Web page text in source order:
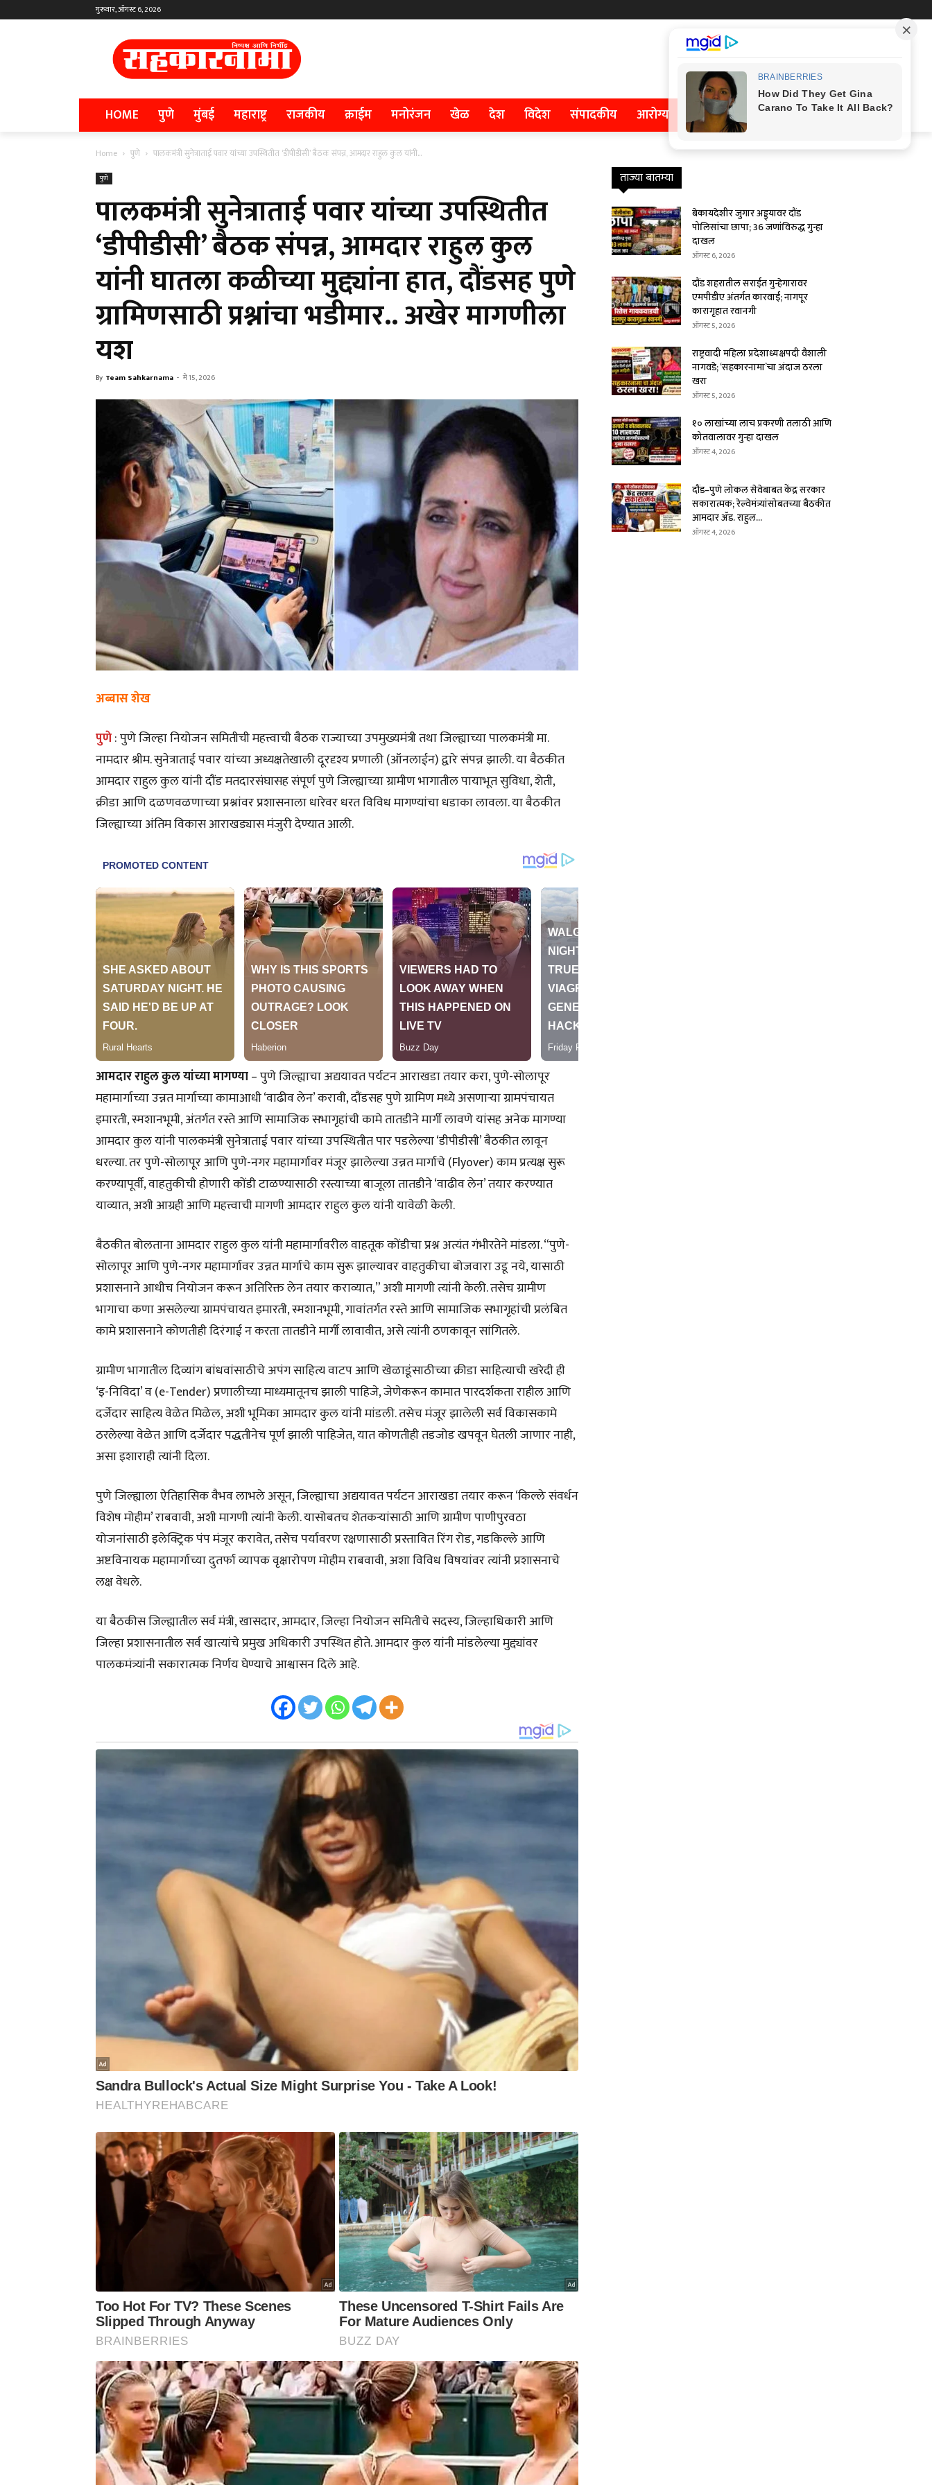
गुरूवार, ऑगस्ट 6, 2026
HOME पुणे मुंबई महाराष्ट्र राजकीय क्राईम मनोरंजन खेळ देश विदेश संपादकीय आरोग्य
Home पुणे पालकमंत्री सुनेत्राताई पवार यांच्या उपस्थितीत ‘डीपीडीसी’ बैठक संपन्न, आमदार राहुल कुल यांनी...
पुणे
पालकमंत्री सुनेत्राताई पवार यांच्या उपस्थितीत
‘डीपीडीसी’ बैठक संपन्न, आमदार राहुल कुल
यांनी घातला कळीच्या मुद्द्यांना हात, दौंडसह पुणे
ग्रामिणसाठी प्रश्नांचा भडीमार.. अखेर मागणीला
यश
By Team Sahkarnama - मे 15, 2026
अब्बास शेख
पुणे: पुणे जिल्हा नियोजन समितीची महत्त्वाची बैठक राज्याच्या उपमुख्यमंत्री तथा जिल्ह्याच्या पालकमंत्री मा.
नामदार श्रीम. सुनेत्राताई पवार यांच्या अध्यक्षतेखाली दूरदृश्य प्रणाली (ऑनलाईन) द्वारे संपन्न झाली. या बैठकीत
आमदार राहुल कुल यांनी दौंड मतदारसंघासह संपूर्ण पुणे जिल्ह्याच्या ग्रामीण भागातील पायाभूत सुविधा, शेती,
क्रीडा आणि दळणवळणाच्या प्रश्नांवर प्रशासनाला धारेवर धरत विविध मागण्यांचा धडाका लावला. या बैठकीत
जिल्ह्याच्या अंतिम विकास आराखड्यास मंजुरी देण्यात आली.
आमदार राहुल कुल यांच्या मागण्या– पुणे जिल्ह्याचा अद्ययावत पर्यटन आराखडा तयार करा, पुणे-सोलापूर
महामार्गाच्या उन्नत मार्गाच्या कामाआधी ‘वाढीव लेन’ करावी, दौंडसह पुणे ग्रामिण मध्ये असणाऱ्या ग्रामपंचायत
इमारती, स्मशानभूमी, अंतर्गत रस्ते आणि सामाजिक सभागृहांची कामे तातडीने मार्गी लावणे यांसह अनेक मागण्या
आमदार कुल यांनी पालकमंत्री सुनेत्राताई पवार यांच्या उपस्थितीत पार पडलेल्या ‘डीपीडीसी’ बैठकीत लावून
धरल्या. तर पुणे-सोलापूर आणि पुणे-नगर महामार्गावर मंजूर झालेल्या उन्नत मार्गाचे (Flyover) काम प्रत्यक्ष सुरू
करण्यापूर्वी, वाहतुकीची होणारी कोंडी टाळण्यासाठी रस्त्याच्या बाजूला तातडीने ‘वाढीव लेन’ तयार करण्यात
याव्यात, अशी आग्रही आणि महत्त्वाची मागणी आमदार राहुल कुल यांनी यावेळी केली.
बैठकीत बोलताना आमदार राहुल कुल यांनी महामार्गांवरील वाहतूक कोंडीचा प्रश्न अत्यंत गंभीरतेने मांडला. “पुणे-
सोलापूर आणि पुणे-नगर महामार्गावर उन्नत मार्गाचे काम सुरू झाल्यावर वाहतुकीचा बोजवारा उडू नये, यासाठी
प्रशासनाने आधीच नियोजन करून अतिरिक्त लेन तयार कराव्यात,” अशी मागणी त्यांनी केली. तसेच ग्रामीण
भागाचा कणा असलेल्या ग्रामपंचायत इमारती, स्मशानभूमी, गावांतर्गत रस्ते आणि सामाजिक सभागृहांची प्रलंबित
कामे प्रशासनाने कोणतीही दिरंगाई न करता तातडीने मार्गी लावावीत, असे त्यांनी ठणकावून सांगितले.
ग्रामीण भागातील दिव्यांग बांधवांसाठीचे अपंग साहित्य वाटप आणि खेळाडूंसाठीच्या क्रीडा साहित्याची खरेदी ही
‘इ-निविदा’ व (e-Tender) प्रणालीच्या माध्यमातूनच झाली पाहिजे, जेणेकरून कामात पारदर्शकता राहील आणि
दर्जेदार साहित्य वेळेत मिळेल, अशी भूमिका आमदार कुल यांनी मांडली. तसेच मंजूर झालेली सर्व विकासकामे
ठरलेल्या वेळेत आणि दर्जेदार पद्धतीनेच पूर्ण झाली पाहिजेत, यात कोणतीही तडजोड खपवून घेतली जाणार नाही,
असा इशाराही त्यांनी दिला.
पुणे जिल्ह्याला ऐतिहासिक वैभव लाभले असून, जिल्ह्याचा अद्ययावत पर्यटन आराखडा तयार करून ‘किल्ले संवर्धन
विशेष मोहीम’ राबवावी, अशी मागणी त्यांनी केली. यासोबतच शेतकऱ्यांसाठी आणि ग्रामीण पाणीपुरवठा
योजनांसाठी इलेक्ट्रिक पंप मंजूर करावेत, तसेच पर्यावरण रक्षणासाठी प्रस्तावित रिंग रोड, गडकिल्ले आणि
अष्टविनायक महामार्गाच्या दुतर्फा व्यापक वृक्षारोपण मोहीम राबवावी, अशा विविध विषयांवर त्यांनी प्रशासनाचे
लक्ष वेधले.
या बैठकीस जिल्ह्यातील सर्व मंत्री, खासदार, आमदार, जिल्हा नियोजन समितीचे सदस्य, जिल्हाधिकारी आणि
जिल्हा प्रशासनातील सर्व खात्यांचे प्रमुख अधिकारी उपस्थित होते. आमदार कुल यांनी मांडलेल्या मुद्द्यांवर
पालकमंत्र्यांनी सकारात्मक निर्णय घेण्याचे आश्वासन दिले आहे.
ताज्या बातम्या
बेकायदेशीर जुगार अड्ड्यावर दौंड
पोलिसांचा छापा; 36 जणांविरुद्ध गुन्हा
दाखल
ऑगस्ट 6, 2026
दौंड शहरातील सराईत गुन्हेगारावर
एमपीडीए अंतर्गत कारवाई; नागपूर
कारागृहात रवानगी
ऑगस्ट 5, 2026
राष्ट्रवादी महिला प्रदेशाध्यक्षपदी वैशाली
नागवडे; ‘सहकारनामा’चा अंदाज ठरला
खरा
ऑगस्ट 5, 2026
१० लाखांच्या लाच प्रकरणी तलाठी आणि
कोतवालावर गुन्हा दाखल
ऑगस्ट 4, 2026
दौंड–पुणे लोकल सेवेबाबत केंद्र सरकार
सकारात्मक; रेल्वेमंत्र्यांसोबतच्या बैठकीत
आमदार ॲड. राहुल...
ऑगस्ट 4, 2026